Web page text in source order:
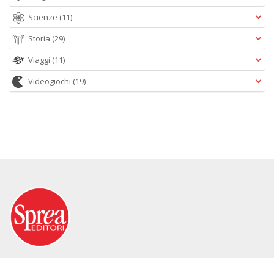
Scienze (11)
Storia (29)
Viaggi (11)
Videogiochi (19)